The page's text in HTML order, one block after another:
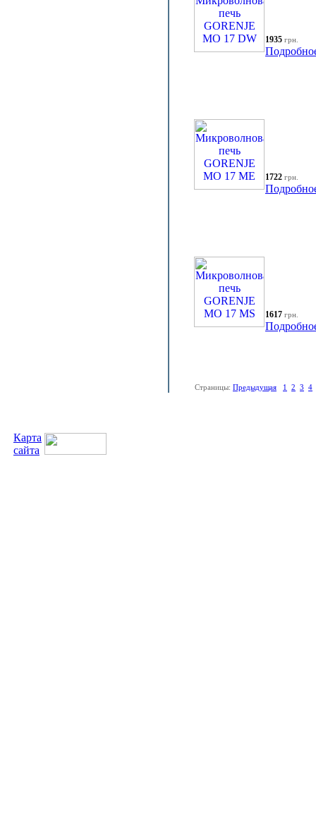
1935 грн.
1722 грн.
1617 грн.
Страницы: Предыдущая 1 2 3 4
Карта
сайта